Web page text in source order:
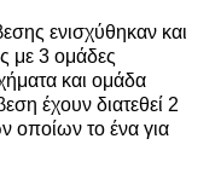
ενισχύθηκαν και
με 3 ομάδες
και ομάδα
έχουν διατεθεί 2
οποίων το ένα για